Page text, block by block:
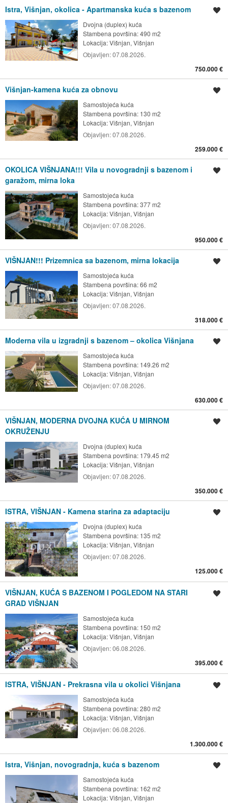
Istra, Višnjan, okolica - Apartmanska kuća s bazenom
Dvojna (duplex) kuća
Stambena površina: 490 m2
Lokacija:Višnjan, Višnjan
Objavljen:07.08.2026.
750.000 €
Višnjan-kamena kuća za obnovu
Samostojeća kuća
Stambena površina: 130 m2
Lokacija:Višnjan, Višnjan
Objavljen:07.08.2026.
259.000 €
OKOLICA VIŠNJANA!!! Vila u novogradnji s bazenom i
garažom, mirna loka
Samostojeća kuća
Stambena površina: 377 m2
Lokacija:Višnjan, Višnjan
Objavljen:07.08.2026.
950.000 €
VIŠNJAN!!! Prizemnica sa bazenom, mirna lokacija
Samostojeća kuća
Stambena površina: 66 m2
Lokacija:Višnjan, Višnjan
Objavljen:07.08.2026.
318.000 €
Moderna vila u izgradnji s bazenom – okolica Višnjana
Samostojeća kuća
Stambena površina: 149.26 m2
Lokacija:Višnjan, Višnjan
Objavljen:07.08.2026.
630.000 €
VIŠNJAN, MODERNA DVOJNA KUĆA U MIRNOM
OKRUŽENJU
Dvojna (duplex) kuća
Stambena površina: 179.45 m2
Lokacija:Višnjan, Višnjan
Objavljen:07.08.2026.
350.000 €
ISTRA, VIŠNJAN - Kamena starina za adaptaciju
Dvojna (duplex) kuća
Stambena površina: 135 m2
Lokacija:Višnjan, Višnjan
Objavljen:07.08.2026.
125.000 €
VIŠNJAN, KUĆA S BAZENOM I POGLEDOM NA STARI
GRAD VIŠNJAN
Samostojeća kuća
Stambena površina: 150 m2
Lokacija:Višnjan, Višnjan
Objavljen:06.08.2026.
395.000 €
ISTRA, VIŠNJAN - Prekrasna vila u okolici Višnjana
Samostojeća kuća
Stambena površina: 280 m2
Lokacija:Višnjan, Višnjan
Objavljen:06.08.2026.
1.300.000 €
Istra, Višnjan, novogradnja, kuća s bazenom
Samostojeća kuća
Stambena površina: 162 m2
Lokacija:Višnjan, Višnjan